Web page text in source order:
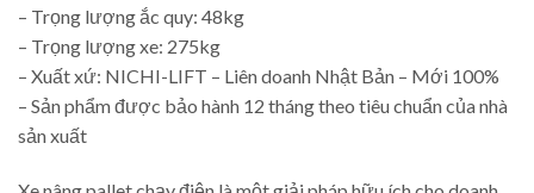
– Trọng lượng ắc quy: 48kg
– Trọng lượng xe: 275kg
– Xuất xứ: NICHI-LIFT – Liên doanh Nhật Bản – Mới 100%
– Sản phẩm được bảo hành 12 tháng theo tiêu chuẩn của nhà
sản xuất